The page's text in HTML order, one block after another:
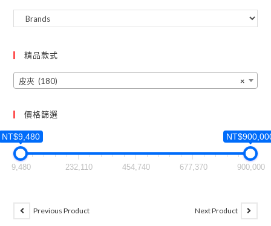
精品款式
×
皮夾 (180)
價格篩選
NT$9,480
9,480 232,110 454,740 677,370 900,000
Previous Product Next Product